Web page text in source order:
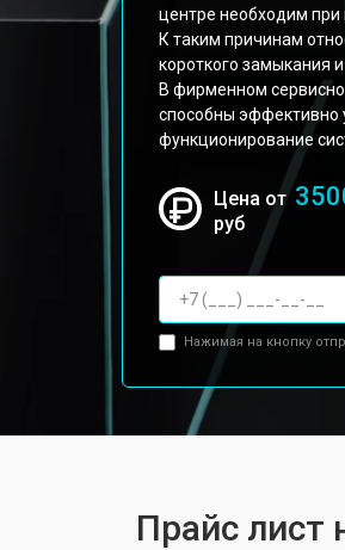
центре необходим при
К таким причинам
короткого замыкания
В фирменном
способны эффективно
функционирование
Цена от
руб
Нажимая на кнопку
Прайс лист